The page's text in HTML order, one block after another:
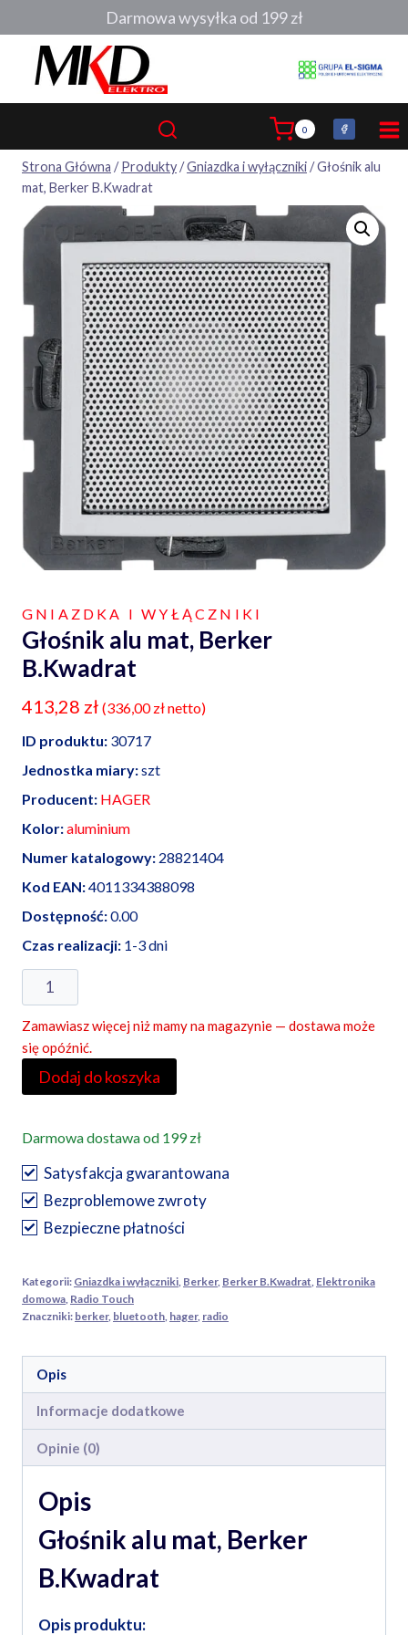
do
0
Strona Główna / Produkty/Gniazdka i wyłączniki/Głośnik alu
mat, Berker B.Kwadrat
GNIAZDKA I WYŁĄCZNIKI
Głośnik alu mat, Berker
B.Kwadrat
413,28 zł (336,00złnetto)
ID produktu: 30717
Jednostka miary:szt
Producent: HAGER
Kolor:aluminium
Numer katalogowy: 28821404
Kod EAN:4011334388098
Dostępność:0.00
Czas realizacji: 1-3 dni
ilość
Głośnik
alu
mat,
Berker
Zamawiasz więcej niż mamy na magazynie — dostawa może
się opóźnić.
Dodaj do koszyka
Darmowa dostawa od 199 zł
Satysfakcja gwarantowana
Bezproblemowe zwroty
Bezpieczne płatności
Kategorii: Gniazdka i wyłączniki Berker, Berker B.Kwadrat Elektronika
domowa Radio Touch
Znaczniki: berker, bluetooth hager, radio
Opis
Informacje dodatkowe
Opinie (0)
Opis
Głośnik alu mat, Berker
B.Kwadrat
Opis produktu:
Darmowa wysyłka od 199 zł